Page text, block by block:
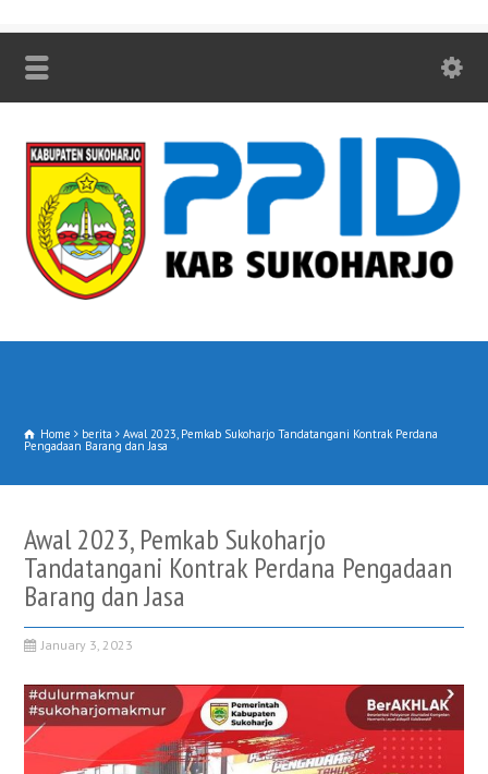
Home berita Awal 2023, Pemkab Sukoharjo Tandatangani Kontrak Perdana
Pengadaan Barang dan Jasa
Awal 2023, Pemkab Sukoharjo
Tandatangani Kontrak Perdana Pengadaan
Barang dan Jasa
January 3, 2023